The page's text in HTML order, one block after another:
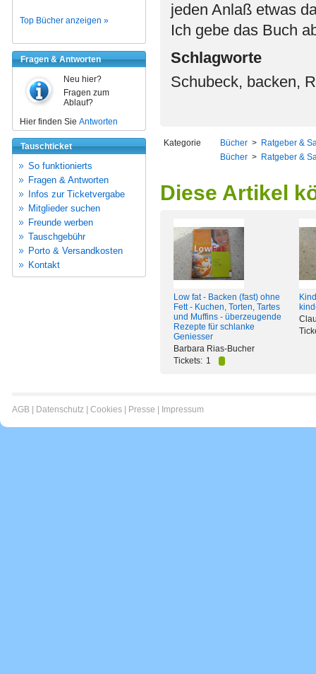
Top Bücher anzeigen »
Fragen & Antworten
Neu hier?
Fragen zum
Ablauf?
Hier finden Sie Antworten
Tauschticket
So funktionierts
Fragen & Antworten
Infos zur Ticketvergabe
Mitglieder suchen
Freunde werben
Tauschgebühr
Porto & Versandkosten
Kontakt
jeden Anlaß etwas
Ich gebe das Buch
Schlagworte
Schubeck, backen,
Kategorie Bücher > Ratgeber &
Bücher > Ratgeber &
Diese Artikel
Low fat - Backen (fast) ohne
Fett - Kuchen, Torten, Tartes
und Muffins - überzeugende
Rezepte für schlanke
Geniesser
Barbara Rias-Bucher
Tickets: 1
AGB Datenschutz Cookies Presse Impressum